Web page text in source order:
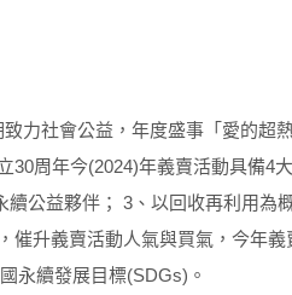
力社會公益，年度盛事「愛的超
30周年今(2024)年義賣活動具備4
公益夥伴； 3、以回收再利用為
催升義賣活動人氣與買氣，今年
永續發展目標(SDGs)。